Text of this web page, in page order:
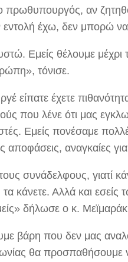
πρωθυπουργός, αν
εντολή έχω, δεν μπορώ
Εμείς θέλουμε μέχρι
τόνισε.
είπατε έχετε
που λένε ότι μας
Εμείς πονέσαμε
αναγκαίες
συνάδελφους, γιατί
τα κάνετε. Αλλά και εσείς
δήλωσε ο κ.
βάρη που δεν μας
θα προσπαθήσουμε